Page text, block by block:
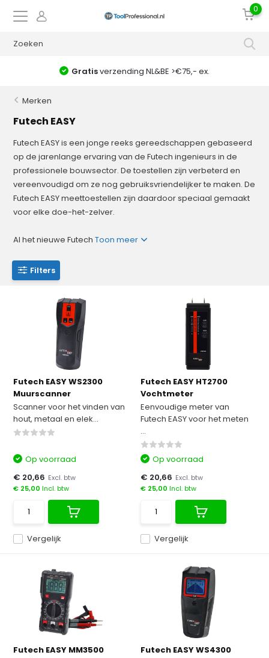
0
verzending NL&BE >€75,- ex.
Merken
Futech EASY
Futech EASY is een jonge reeks gereedschappen gebaseerd
op de jarenlange ervaring van de Futech ingenieurs in de
professionele bouwsector. De toestellen zijn verbeterd en
vereenvoudigd om ze nog gebruiksvriendelijker te maken. De
Futech EASY meettoestellen zijn daardoor speciaal gemaakt
voor elke doe-het-zelver.
Al het nieuwe FutechToon meer
Filters
Futech EASY WS2300
Muurscanner
Scanner voor het vinden van
hout, metaal en elek...
Vergelijk
Op voorraad
€ 20,66 Excl. btw
€ 25,00 Incl. btw
Futech EASY HT2700
Vochtmeter
Eenvoudige meter van
Futech EASY voor het meten
...
Vergelijk
Op voorraad
€ 20,66 Excl. btw
€ 25,00 Incl. btw
Futech EASY MM3500
Futech EASY WS4300